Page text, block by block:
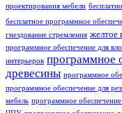
проектирования мебели
бесплатное программное
гнездование стремления желтое
программное обеспечение для
интерьеров программное
древесины программное
программное обеспечение для
мебель программное